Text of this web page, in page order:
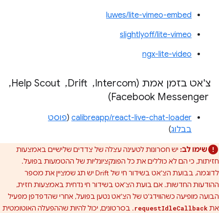
luwes/lite-vimeo-embed
slightlyoff/lite-vimeo
ngx-lite-video
צ'אט בזמן אמת (Intercom ,
,
,
calibreapp/react-live-chat-loader
(פוסט
בבלוג)
שימו לב: יש חסרונות לטעינה עצלה של צדדים שלישיים באמצעות
חזיתות, כי הם לא כוללים את כל הפונקציונליות של ההטמעות בפועל.
לדוגמה, בבועת הצ'אט בשידור חי של Drift יש תג שמציין את מספר
ההודעות החדשות. אם בועת הצ'אט בשידור חי נדחית באמצעות חזית,
הבועה מופיעה כשהווידג'ט של הצ'אט נטען בפועל, אחרי שהדפדפן מפעיל
את requestIdleCallback. בסרטונים, יכול להיות שההפעלה האוטומטית